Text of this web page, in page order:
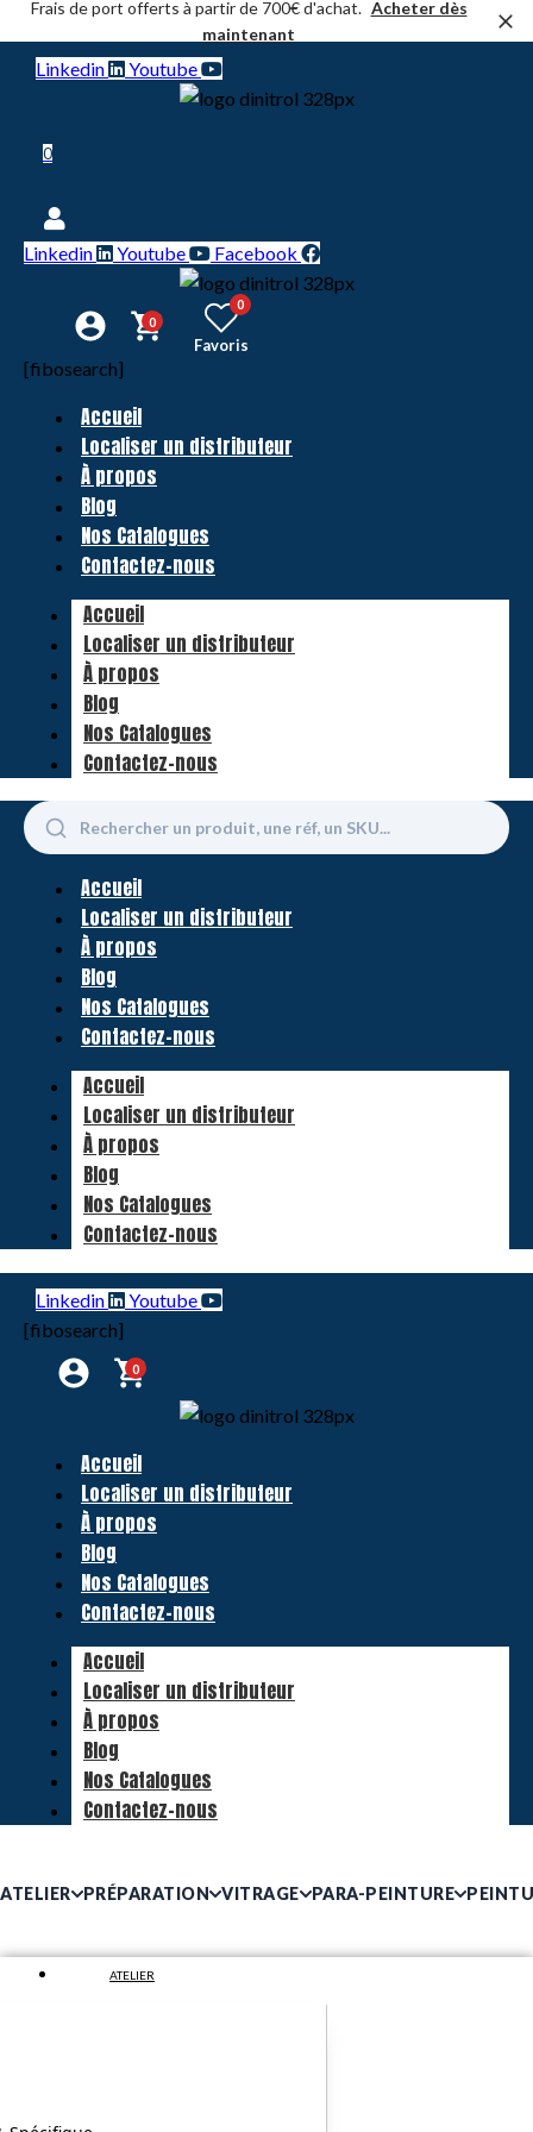
Frais de port offerts à partir de 700€ d'achat. Acheter dès
maintenant
Linkedin Youtube
0
Linkedin Youtube Facebook
0
0
Favoris
[fibosearch]
Accueil
Localiser un distributeur
À propos
Blog
Nos Catalogues
Contactez-nous
Accueil
Localiser un distributeur
À propos
Blog
Nos Catalogues
Contactez-nous
Accueil
Localiser un distributeur
À propos
Blog
Nos Catalogues
Contactez-nous
Accueil
Localiser un distributeur
À propos
Blog
Nos Catalogues
Contactez-nous
Linkedin
Youtube
[fibosearch]
0
Accueil
Localiser un distributeur
À propos
Blog
Nos Catalogues
Contactez-nous
Accueil
Localiser un distributeur
À propos
Blog
Nos Catalogues
Contactez-nous
ATELIER PRÉPARATION VITRAGE PARA-PEINTURE
ATELIER